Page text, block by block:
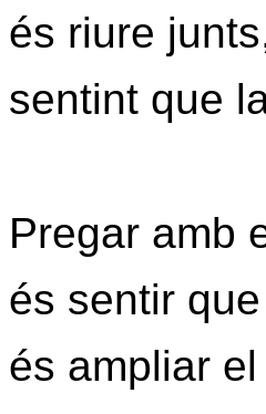
és riure
sentint que
Pregar amb
és sentir
és ampliar